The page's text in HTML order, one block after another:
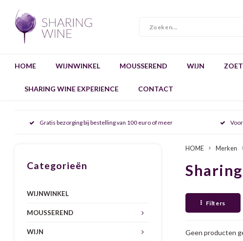
HOME WIJNWINKEL MOUSSEREND WIJN
SHARING WINE EXPERIENCE CONTACT
Gratis bezorging bij bestelling van 100 euro of meer
Categorieën
WIJNWINKEL
MOUSSEREND
WIJN
HOME Merken
Filters
Geen producten